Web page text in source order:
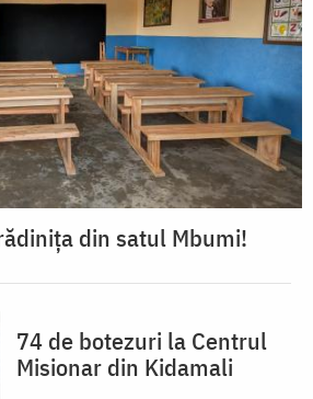
din satul Mbumi!
74 de botezuri la Centrul
Misionar din Kidamali